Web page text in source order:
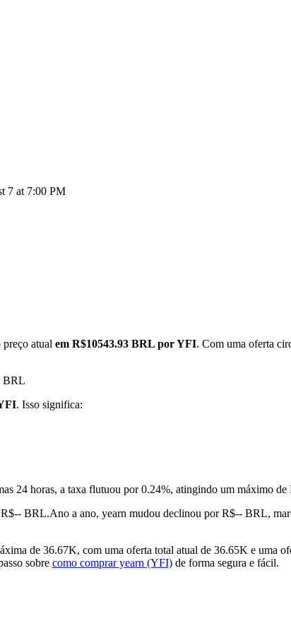
7 at 7:00 PM
preço atual em R$10543.93 BRL por YFI. Com uma oferta
BRL
. Isso significa:
24 horas, a taxa flutuou por 0.24%, atingindo um máximo
R$-- BRL.Ano a ano, yearn mudou declinou por R$-- BRL,
de 36.67K, com uma oferta total atual de 36.65K e uma
sobre como comprar yearn (YFI) de forma segura e fácil.